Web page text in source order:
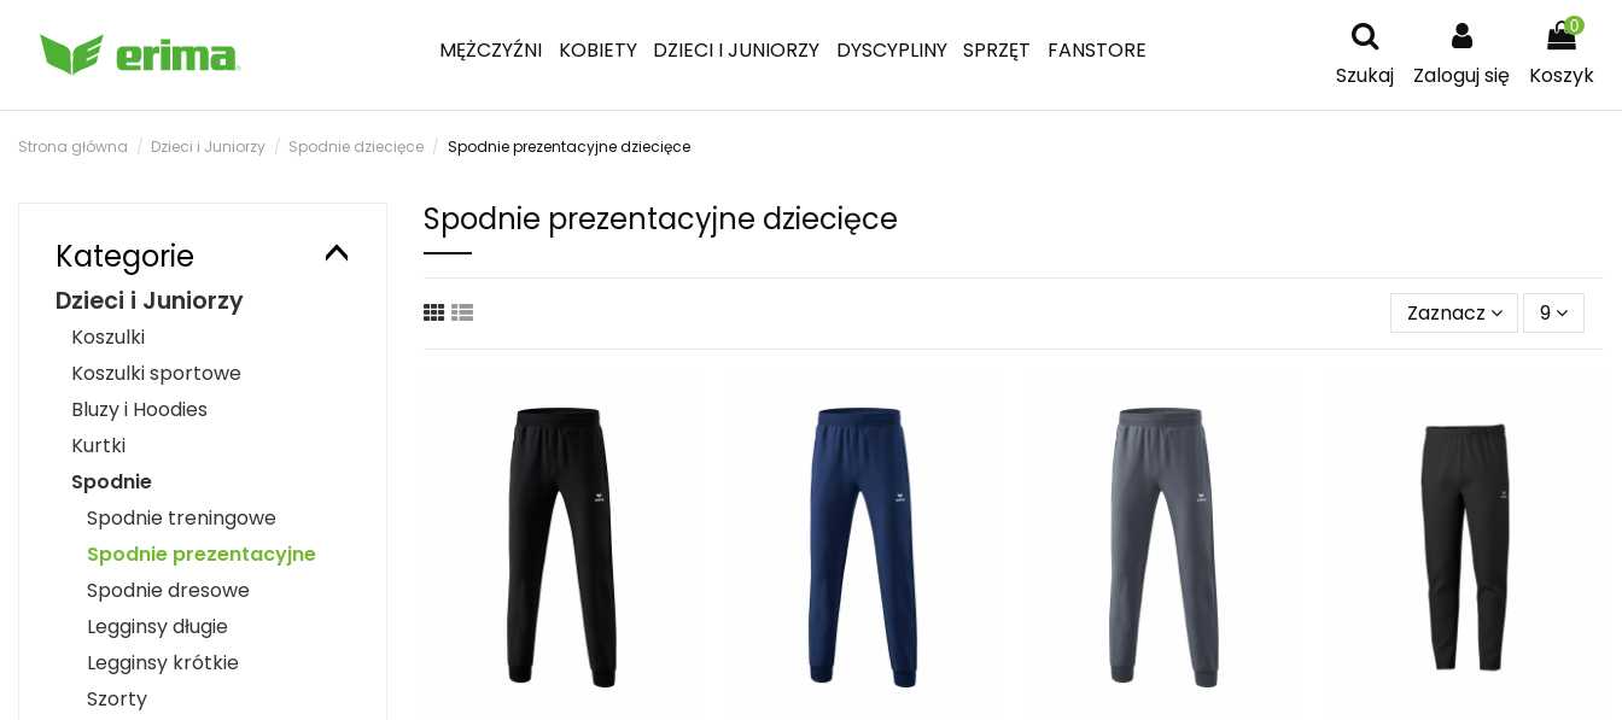
MĘŻCZYŹNI KOBIETY DZIECI I JUNIORZY DYSCYPLINY SPRZĘT
FANSTORE
Szukaj
Zaloguj się
0
Koszyk
Strona główna Dzieci i Juniorzy Spodnie dziecięce Spodnie prezentacyjne dziecięce
Spodnie prezentacyjne dziecięce
Zaznacz 9
Kategorie
Dzieci i Juniorzy
Koszulki
Koszulki sportowe
Bluzy i Hoodies
Kurtki
Spodnie
Spodnie treningowe
Spodnie prezentacyjne
Spodnie dresowe
Legginsy długie
Legginsy krótkie
Szorty